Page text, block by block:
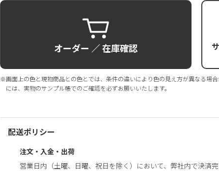
オーダー ／ 在庫確認
※画面上の色と現物商品との色とでは、条件の違いにより色の見え方が異なる場
には、実物のサンプル帳でのご確認を必ずお願いいたします。
配送ポリシー
注文・入金・出荷
営業日内（土曜、日曜、祝日を除く）において、弊社内で決済